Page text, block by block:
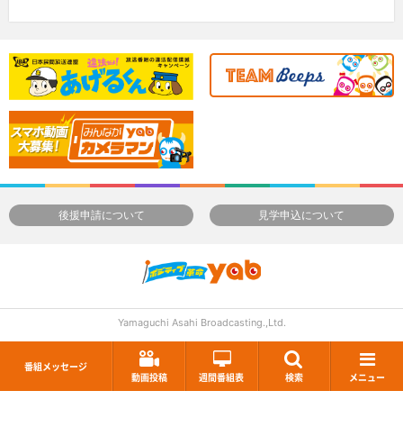
番組メッセージ
動画投稿
週間番組表 検索 メニュー
後援申請について 見学申込について
Yamaguchi Asahi Broadcasting.,Ltd.